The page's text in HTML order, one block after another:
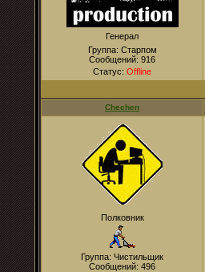
Генерал
Группа: Старпом
Сообщений: 916
Статус: Offline
Chechen
Полковник
Группа: Чистильщик
Сообщений: 496